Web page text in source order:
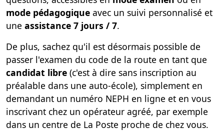
mode pédagogique avec un suivi personnalisé et
une assistance 7 jours / 7.
De plus, sachez qu'il est désormais possible de
passer l'examen du code de la route en tant que
candidat libre (c'est à dire sans inscription au
préalable dans une auto-école), simplement en
demandant un numéro NEPH en ligne et en vous
inscrivant chez un opérateur agréé, par exemple
dans un centre de La Poste proche de chez vous.